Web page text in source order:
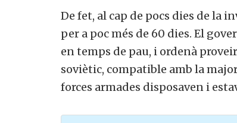
De fet, al cap de pocs dies de la
per a poc més de 60 dies. El
en temps de pau, i ordenà
soviètic, compatible amb la
forces armades disposaven i